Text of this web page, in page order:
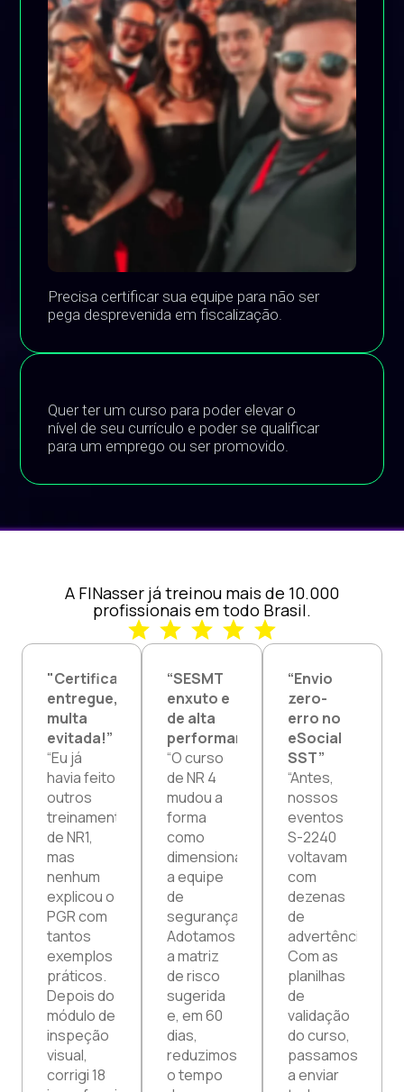
Precisa certificar sua equipe para não ser
pega desprevenida em fiscalização.
Quer ter um curso para poder elevar o
nível de seu currículo e poder se qualificar
para um emprego ou ser promovido.
A F|Nasser já treinou mais de 10.000
profissionais em todo Brasil.
"Certificação
entregue,
multa
evitada!”
“Eu já
havia feito
outros
treinamentos
de NR1,
mas
nenhum
explicou o
PGR com
tantos
exemplos
práticos.
Depois do
módulo de
inspeção
visual,
corrigi 18
“SESMT
enxuto e
de alta
performance”
“O curso
de NR 4
mudou a
forma
como
dimensionamos
a equipe
de
segurança.
Adotamos
a matriz
de risco
sugerida
e, em 60
dias,
reduzimos
o tempo
“Envio
zero-
erro no
eSocial
SST”
“Antes,
nossos
eventos
S-2240
voltavam
com
dezenas
de
advertências.
Com as
planilhas
de
validação
do curso,
passamos
a enviar